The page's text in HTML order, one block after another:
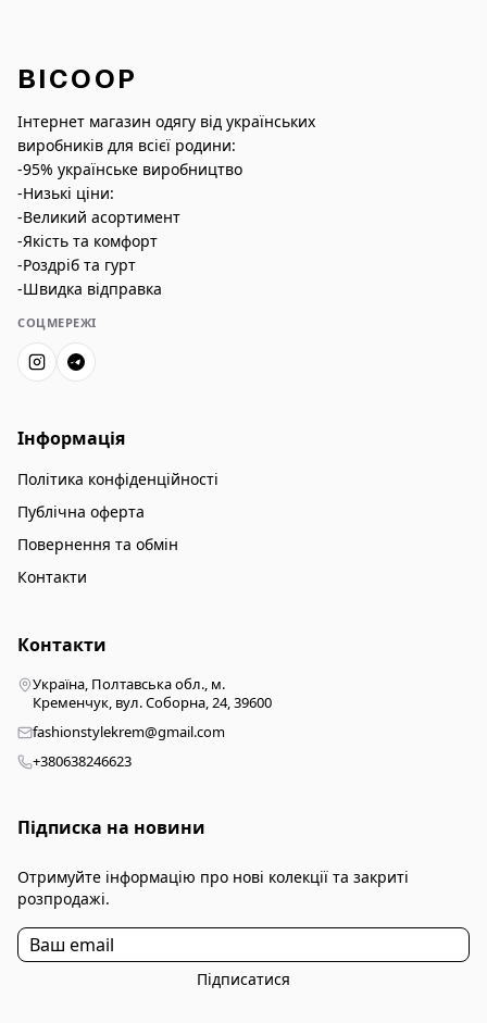
BICOOP
Інтернет магазин одягу від українських
виробників для всієї родини:
-95% українське виробництво
-Низькі ціни:
-Великий асортимент
-Якість та комфорт
-Роздріб та гурт
-Швидка відправка
СОЦМЕРЕЖІ
Інформація
Політика конфіденційності
Публічна оферта
Повернення та обмін
Контакти
Контакти
Україна, Полтавська обл., м.
Кременчук, вул. Соборна, 24, 39600
fashionstylekrem@gmail.com
+380638246623
Підписка на новини
Отримуйте інформацію про нові колекції та закриті
розпродажі.
Підписатися